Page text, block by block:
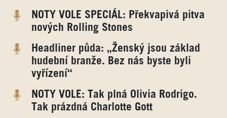
NOTY VOLE SPECIÁL: Překvapivá pitva
nových Rolling Stones
Headliner půda: „Ženský jsou základ
hudební branže. Bez nás byste byli
vyřízení“
NOTY VOLE: Tak plná Olivia Rodrigo.
Tak prázdná Charlotte Gott